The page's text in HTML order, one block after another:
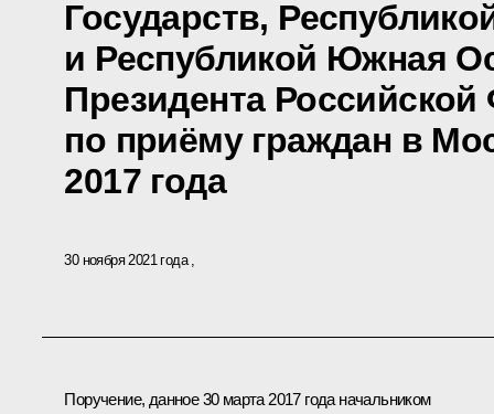
Государств,
и Республикой Южная
Президента
по приёму граждан в
2017 года
30 ноября 2021 года
Поручение, данное 30 марта 2017 года начальником